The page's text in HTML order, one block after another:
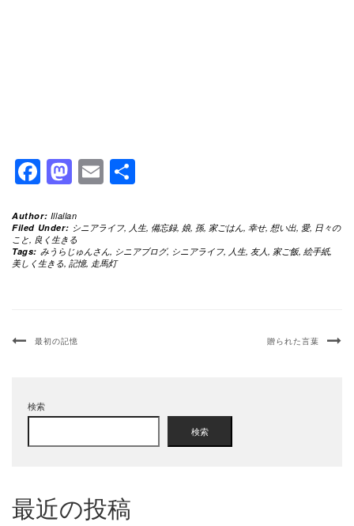
Facebook
Mastodon
Email
Author: Illallan
Filed Under: シニアライフ, 人生, 備忘録, 娘, 孫, 家ごはん, 幸せ, 想い出, 愛, 日々の
こと, 良く生きる
Tags: みうらじゅんさん, シニアブログ, シニアライフ, 人生, 友人, 家ご飯, 絵手紙,
美しく生きる, 記憶, 走馬灯
最初の記憶 贈られた言葉
検索
検索
最近の投稿